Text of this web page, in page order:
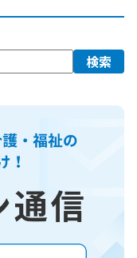
検索